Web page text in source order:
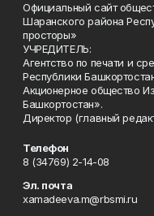
Официальный сайт
Шаранского района
просторы»
УЧРЕДИТЕЛЬ:
Агентство по печати и
Республики
Акционерное общество
Башкортостан».
Директор (главный
Телефон
8 (34769) 2-14-08
Эл. почта
xamadeeva.m@rbsmi.ru